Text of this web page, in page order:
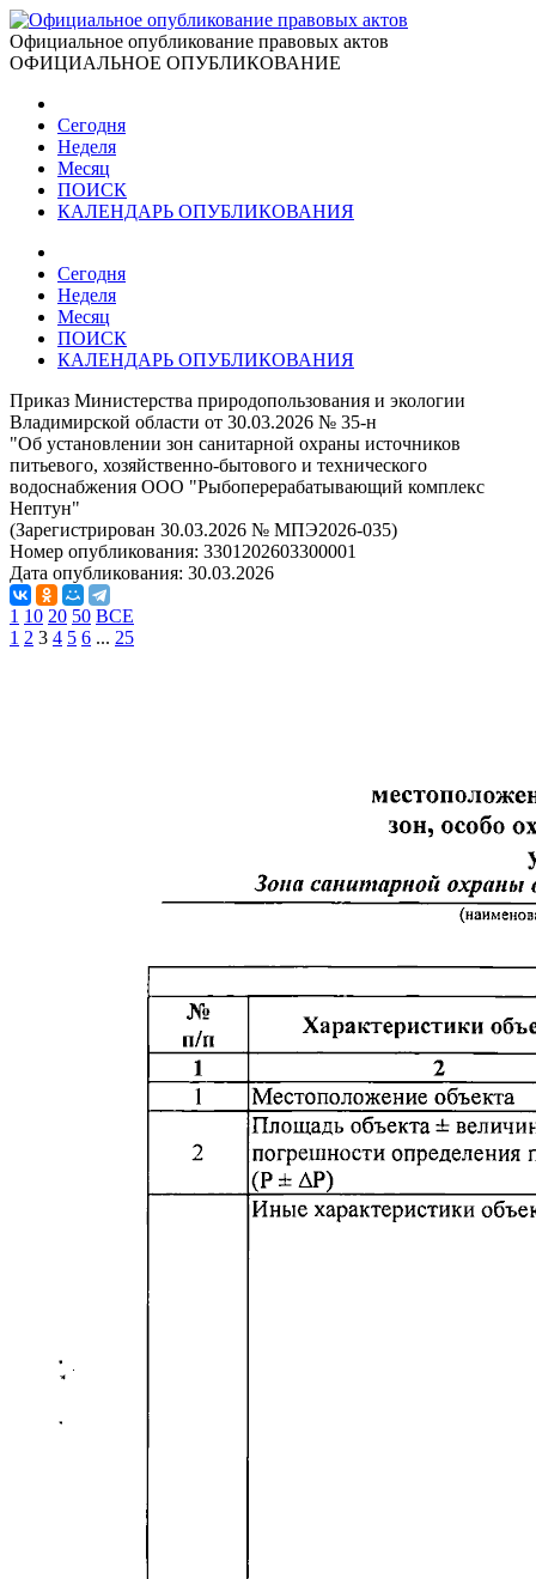
Официальное опубликование правовых актов
ОФИЦИАЛЬНОЕ ОПУБЛИКОВАНИЕ
Сегодня
Неделя
Месяц
ПОИСК
КАЛЕНДАРЬ ОПУБЛИКОВАНИЯ
Сегодня
Неделя
Месяц
ПОИСК
КАЛЕНДАРЬ ОПУБЛИКОВАНИЯ
Приказ Министерства природопользования и экологии
Владимирской области от 30.03.2026 № 35-н
"Об установлении зон санитарной охраны источников
питьевого, хозяйственно-бытового и технического
водоснабжения ООО "Рыбоперерабатывающий комплекс
Нептун"
(Зарегистрирован 30.03.2026 № МПЭ2026-035)
Номер опубликования: 3301202603300001
Дата опубликования: 30.03.2026
1 10 20 50 ВСЕ
1 2 3 4 5 6 ... 25